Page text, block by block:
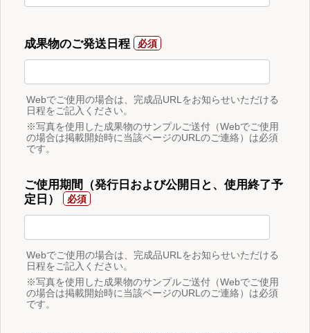
成果物のご発送日程
Webでご使用の場合は、完成品URLをお知らせいただける
日程をご記入ください。
※写真を使用した成果物のサンプルご送付（Webでご使用
の場合は掲載開始時に当該ページのURLのご連絡）は必須
です。
ご使用期間（発行日および公開日と、使用終了予
定日）
Webでご使用の場合は、完成品URLをお知らせいただける
日程をご記入ください。
※写真を使用した成果物のサンプルご送付（Webでご使用
の場合は掲載開始時に当該ページのURLのご連絡）は必須
です。